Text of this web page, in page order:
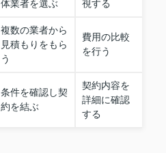
体業者を選ぶ 視する
複数の業者から
見積もりをもら
う
費用の比較
を行う
条件を確認し契
約を結ぶ
契約内容を
詳細に確認
する